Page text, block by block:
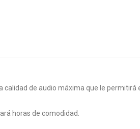
calidad de audio máxima que le permitirá
horas de comodidad.